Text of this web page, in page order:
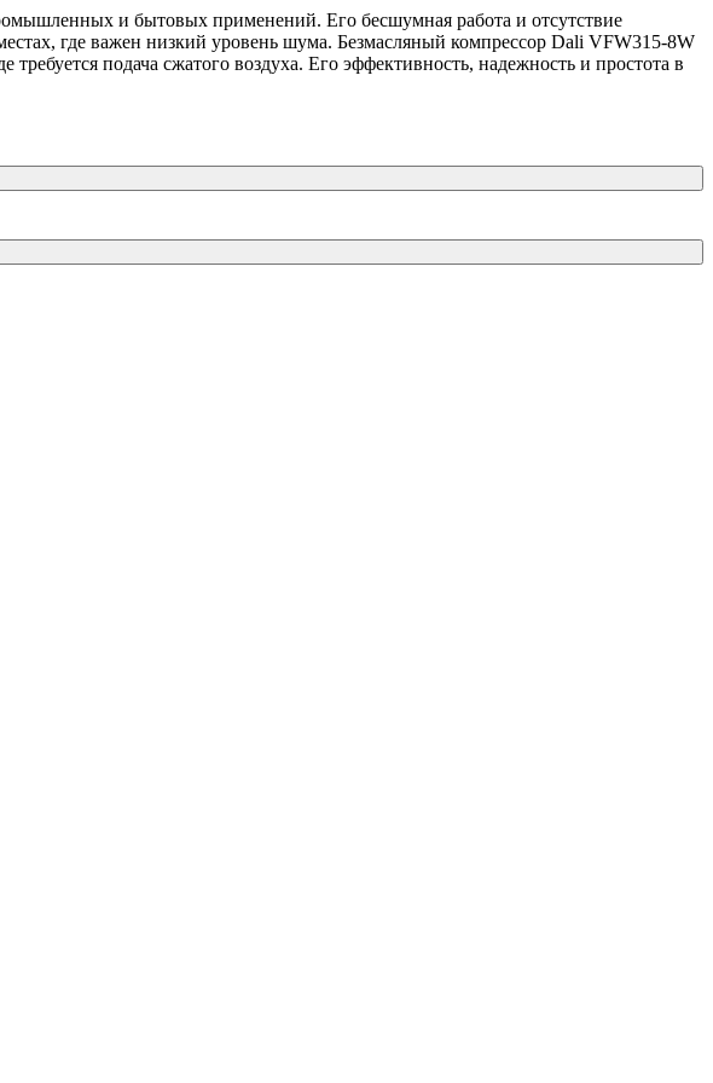
и бытовых применений. Его бесшумная работа и отсутствие
где важен низкий уровень шума. Безмасляный компрессор Dali VFW315-8W
подача сжатого воздуха. Его эффективность, надежность и простота в